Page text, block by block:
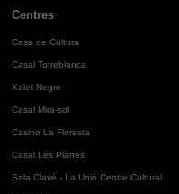
Centres
Casa de Cultura
Casal Torreblanca
Xalet Negre
Casal Mira-sol
Casino La Floresta
Casal Les Planes
Sala Clavé - La Unió Centre Cultural